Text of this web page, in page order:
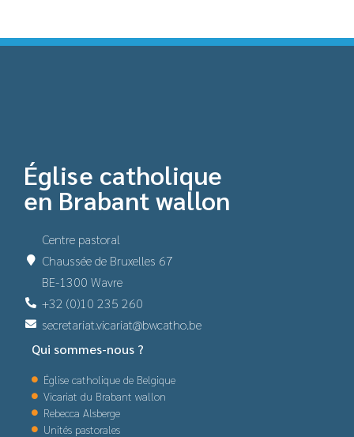
Église catholique
en Brabant wallon
Centre pastoral
Chaussée de Bruxelles 67
BE-1300 Wavre
+32 (0)10 235 260
secretariat.vicariat@bwcatho.be
Qui sommes-nous ?
Église catholique de Belgique
Vicariat du Brabant wallon
Rebecca Alsberge
Unités pastorales